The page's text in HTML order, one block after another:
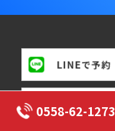
0558-62-1273